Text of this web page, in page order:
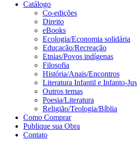
Catálogo
Co-edições
Direito
eBooks
Ecologia/Economia solidária
Educação/Recreação
Etnias/Povos indígenas
Filosofia
História/Anais/Encontros
Literatura Infantil e Infanto-
Outros temas
Poesia/Literatura
Religião/Teologia/Bíblia
Como Comprar
Publique sua Obra
Contato